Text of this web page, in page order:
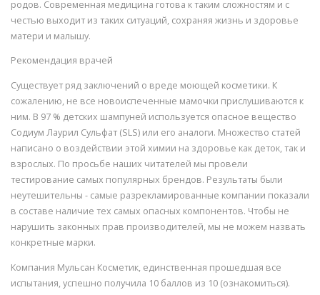
родов. Современная медицина готова к таким сложностям и с
честью выходит из таких ситуаций, сохраняя жизнь и здоровье
матери и малышу.
Рекомендация врачей
Существует ряд заключений о вреде моющей косметики. К
сожалению, не все новоиспеченные мамочки прислушиваются к
ним. В 97 % детских шампуней используется опасное вещество
Содиум Лаурил Сульфат (SLS) или его аналоги. Множество статей
написано о воздействии этой химии на здоровье как деток, так и
взрослых. По просьбе наших читателей мы провели
тестирование самых популярных брендов. Результаты были
неутешительны - самые разрекламированные компании показали
в составе наличие тех самых опасных компонентов. Чтобы не
нарушить законных прав производителей, мы не можем назвать
конкретные марки.
Компания Мульсан Косметик, единственная прошедшая все
испытания, успешно получила 10 баллов из 10 (ознакомиться).